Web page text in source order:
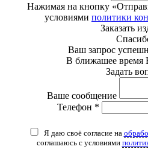
Нажимая на кнопку
условиями политики
Заказать
Ваш запрос
В ближашее время
Задать
Ваше сообщение
Телефон *
Я даю своё согласие на
соглашаюсь с условиями